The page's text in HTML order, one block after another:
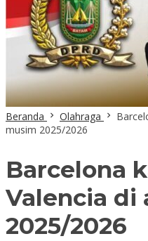
Beranda Olahraga
musim 2025/2026
Barcelona
Valencia di
2025/2026